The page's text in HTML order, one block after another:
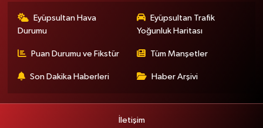
Eyüpsultan Hava
Durumu
Eyüpsultan Trafik
Yoğunluk Haritası
Puan Durumu ve Fikstür Tüm Manşetler
Son Dakika Haberleri Haber Arşivi
İletişim